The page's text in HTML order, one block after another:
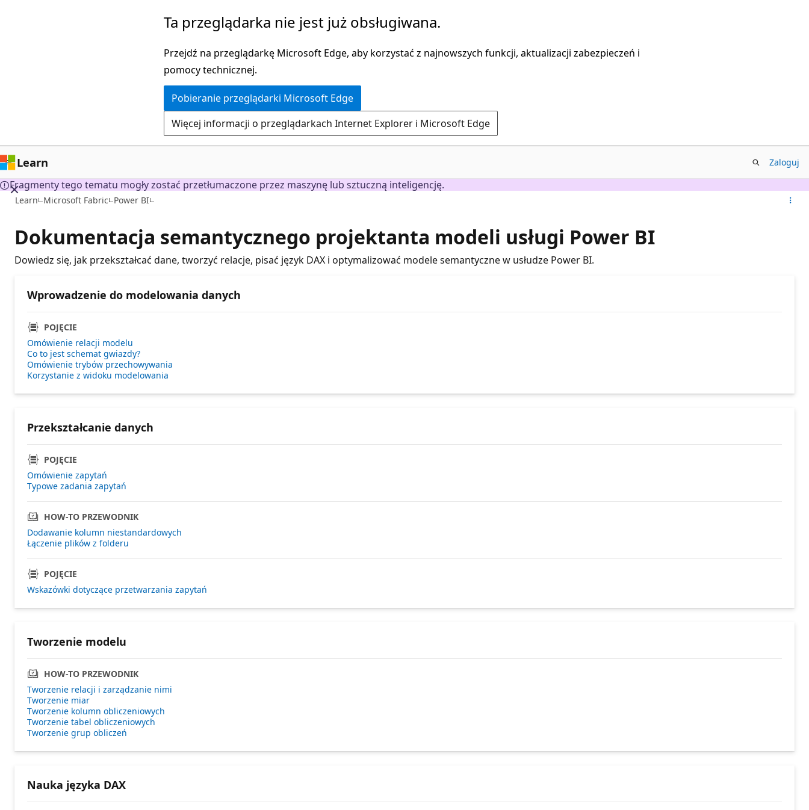
Ta przeglądarka nie jest już obsługiwana.
Przejdź na przeglądarkę Microsoft Edge, aby korzystać z najnowszych funkcji, aktualizacji zabezpieczeń i
pomocy technicznej.
Pobieranie przeglądarki Microsoft Edge
Więcej informacji o przeglądarkach Internet Explorer i Microsoft Edge
Learn Zaloguj
Fragmenty tego tematu mogły zostać przetłumaczone przez maszynę lub sztuczną inteligencję.
Learn Microsoft Fabric Power BI
Dokumentacja semantycznego projektanta modeli usługi Power BI
Dowiedz się, jak przekształcać dane, tworzyć relacje, pisać język DAX i optymalizować modele semantyczne w usłudze Power BI.
Wprowadzenie do modelowania danych
POJĘCIE
Omówienie relacji modelu
Co to jest schemat gwiazdy?
Omówienie trybów przechowywania
Korzystanie z widoku modelowania
Przekształcanie danych
POJĘCIE
Omówienie zapytań
Typowe zadania zapytań
HOW-TO PRZEWODNIK
Dodawanie kolumn niestandardowych
Łączenie plików z folderu
POJĘCIE
Wskazówki dotyczące przetwarzania zapytań
Tworzenie modelu
HOW-TO PRZEWODNIK
Tworzenie relacji i zarządzanie nimi
Tworzenie miar
Tworzenie kolumn obliczeniowych
Tworzenie tabel obliczeniowych
Tworzenie grup obliczeń
Nauka języka DAX